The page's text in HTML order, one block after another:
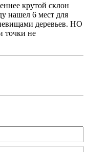
крутой склон
нашел 6 мест для
деревьев. НО
точки не